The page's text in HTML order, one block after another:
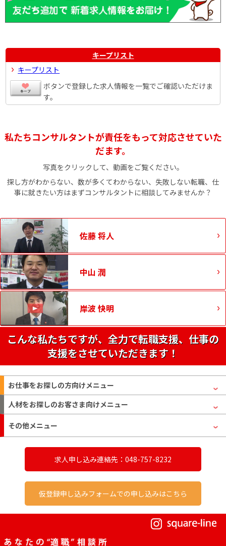
キープリスト
キープリスト
ボタンで登録した求人情報を一覧でご確認いただけま
す。
私たちコンサルタントが責任をもって対応させていた
だます。
写真をクリックして、動画をご覧ください。
探し方がわからない、数が多くてわからない、失敗しない転職、仕
事に就きたい方はまずコンサルタントに相談してみませんか？
佐藤 将人
中山 潤
岸波 快明
こんな私たちですが、全力で転職支援、仕事の
支援をさせていただきます！
お仕事をお探しの方向けメニュー
人材をお探しのお客さま向けメニュー
その他メニュー
求人申し込み連絡先：048-757-8232
仮登録申し込みフォームでの申し込みはこちら